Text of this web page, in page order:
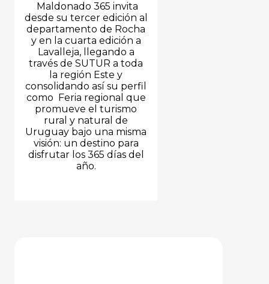
Maldonado 365 invita
desde su tercer edición al
departamento de Rocha
y en la cuarta edición a
Lavalleja, llegando a
través de SUTUR a toda
la región Este y
consolidando así su perfil
como Feria regional que
promueve el turismo
rural y natural de
Uruguay bajo una misma
visión: un destino para
disfrutar los 365 días del
año.